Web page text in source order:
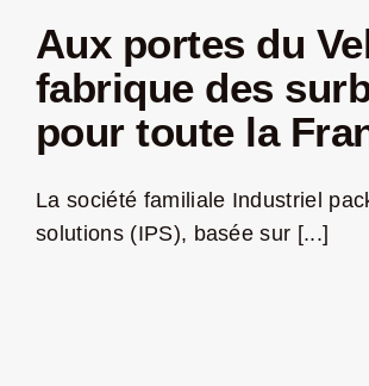
Aux portes du
fabrique des
pour toute la
La société familiale Industriel
solutions (IPS), basée sur [...]